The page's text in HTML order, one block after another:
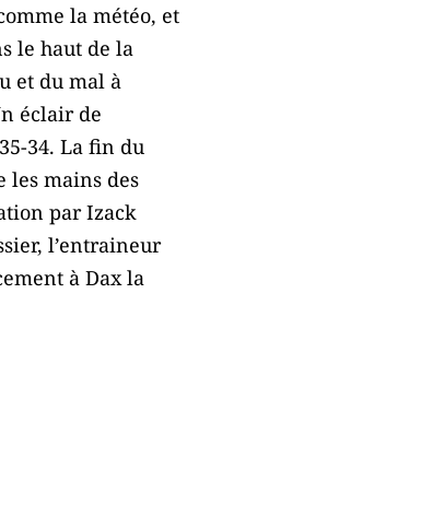
la météo, et
le haut de la
et du mal à
éclair de
34. La fin du
les mains des
par Izack
l’entraineur
à Dax la